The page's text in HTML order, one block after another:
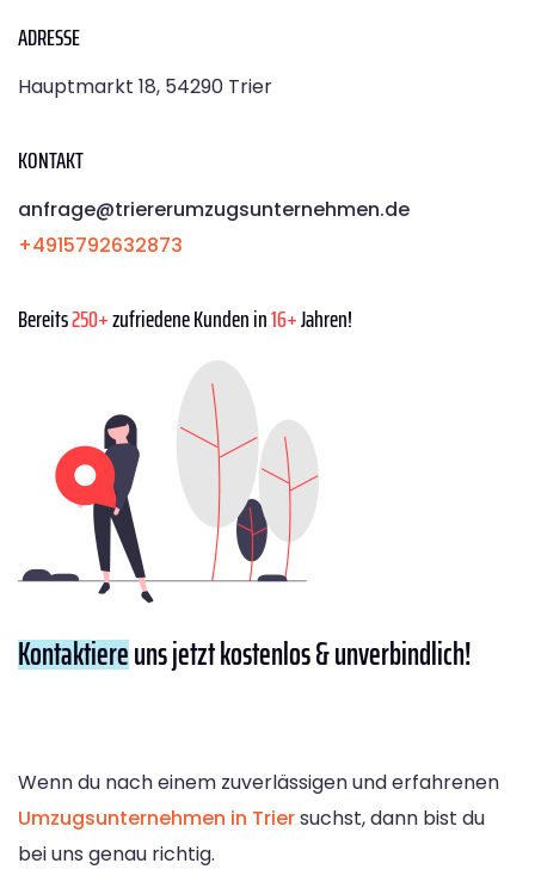
ADRESSE
Hauptmarkt 18, 54290 Trier
KONTAKT
anfrage@triererumzugsunternehmen.de
+4915792632873
Bereits250+zufriedene Kunden in16+Jahren!
Kontaktiereuns jetzt kostenlos & unverbindlich!
Wenn du nach einem zuverlässigen und erfahrenen
Umzugsunternehmen in Triersuchst, dann bist du
bei uns genau richtig.